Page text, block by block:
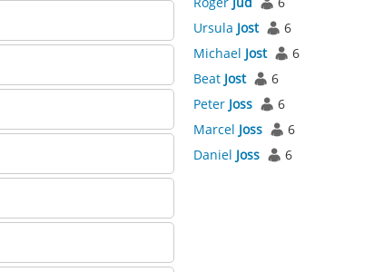
Ursula Jost
6
Michael Jost
6
Beat Jost
6
Peter Joss
6
Marcel Joss
6
Daniel Joss 6